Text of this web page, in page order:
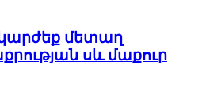
մետաղ
սև մաքուր